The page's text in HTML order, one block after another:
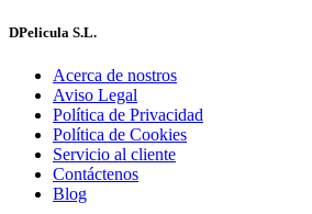
DPelicula S.L.
Acerca de nostros
Aviso Legal
Política de Privacidad
Política de Cookies
Servicio al cliente
Contáctenos
Blog